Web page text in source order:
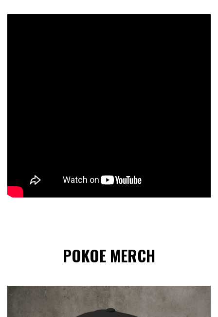
POKOE MERCH